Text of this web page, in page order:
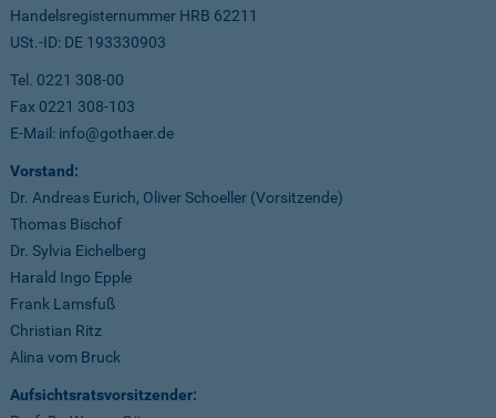
Handelsregisternummer HRB 62211
USt.-ID: DE 193330903
Tel. 0221 308-00
Fax 0221 308-103
E-Mail: info@gothaer.de
Vorstand:
Dr. Andreas Eurich, Oliver Schoeller (Vorsitzende)
Thomas Bischof
Dr. Sylvia Eichelberg
Harald Ingo Epple
Frank Lamsfuß
Christian Ritz
Alina vom Bruck
Aufsichtsratsvorsitzender: